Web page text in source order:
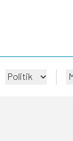
Politik